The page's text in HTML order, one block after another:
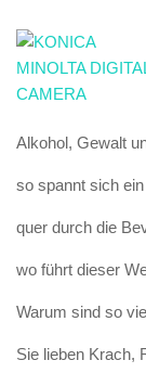
Alkohol, Gewalt
so spannt sich
quer durch die
wo führt dieser
Warum sind so
Sie lieben Krach,